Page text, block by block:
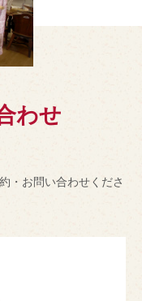
わせ
・お問い合わせくださ